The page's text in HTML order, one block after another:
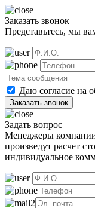
Заказать звонок
Представьтесь, мы
Даю согласие на
Задать вопрос
Менеджеры
произведут расчет
индивидуальное